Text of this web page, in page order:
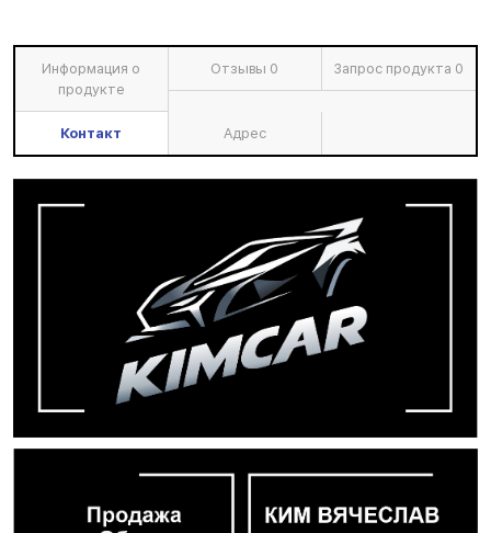
Информация о
продукте
Отзывы 0 Запрос продукта 0
Контакт Адрес